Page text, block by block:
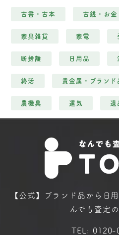
古書・古本 古銭・お金
家具雑貨 家電
断捨離 日用品
終活 貴金属・ブランド
農機具 運気 遺
【公式】ブランド品から日
んでも査定
TEL: 0120-